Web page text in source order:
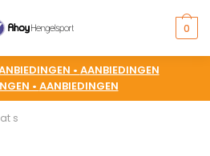
0
• AANBIEDINGEN
• AANBIEDINGEN
s